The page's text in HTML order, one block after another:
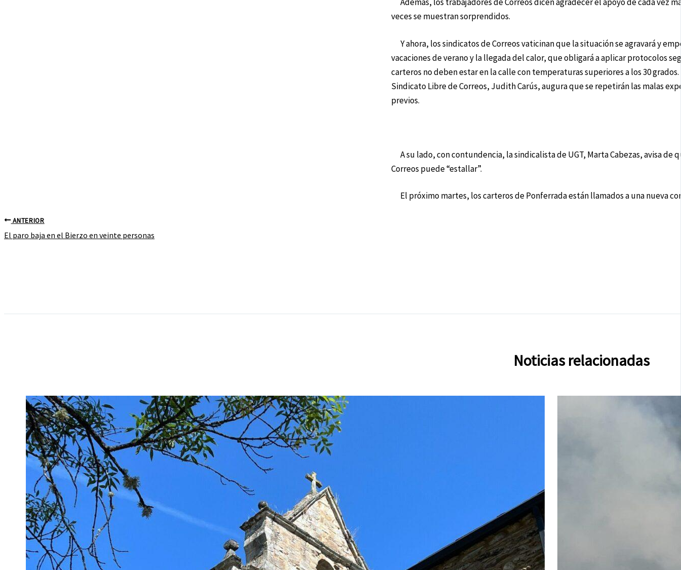
veces se muestran sorprendidos.
Y ahora, los sindicatos de Correos vaticinan que la situación se agravará y
vacaciones de verano y la llegada del calor, que obligará a aplicar protocolos
carteros no deben estar en la calle con temperaturas superiores a los 30
Sindicato Libre de Correos, Judith Carús, augura que se repetirán las malas
previos.
A su lado, con contundencia, la sindicalista de UGT, Marta Cabezas, avisa de
Correos puede “estallar”.
El próximo martes, los carteros de Ponferrada están llamados a una nueva
ANTERIOR
El paro baja en el Bierzo en veinte personas
Noticias relacionadas